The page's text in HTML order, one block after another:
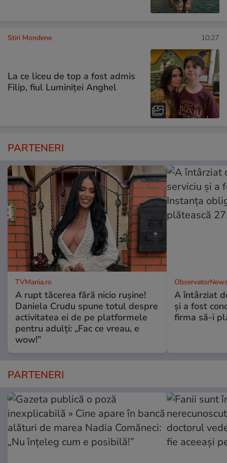
Stiri Mondene 10:27
La ce liceu de top a fost admis
Filip, fiul Luminiței Anghel
PARTENERI
TVMania.ro
A rupt tăcerea fără nicio rușine!
Daniela Crudu spune totul despre
activitatea ei de pe platformele
pentru adulți: „Fac ce vreau, e
wow!”
A întârziat
și a fost
firma să-i
PARTENERI